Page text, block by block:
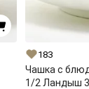
183
Чашка с
1/2 Ландыш